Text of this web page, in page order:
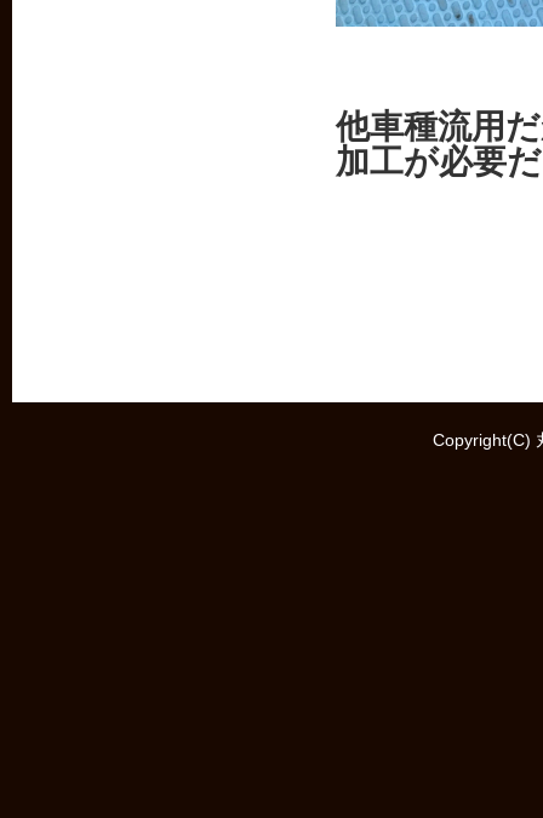
他車種流用
加工が必要
Copyright(C)